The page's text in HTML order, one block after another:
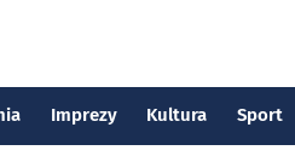
Imprezy Kultura Sport